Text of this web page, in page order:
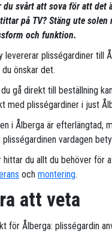
du svårt att sova för att det
på TV? Stäng ute solen
och funktion.
levererar plisségardiner till
önskar det.
gå direkt till beställning
med plisségardiner i just
i Ålberga är efterlängtad,
plisségardinen vardagen
hittar du allt du behöver för
och montering.
att veta
för Ålberga: plisségardin